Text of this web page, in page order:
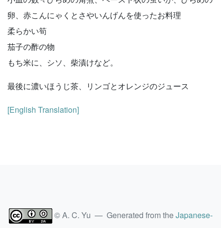
卵、赤こんにゃくとさやいんげんを使ったお料理
柔らかい筍
茄子の酢の物
もち米に、シソ、柴漬けなど。
最後に濃いほうじ茶、リンゴとオレンジのジュース
[English Translation]
© A. C. Yu — Generated from theJapanese-